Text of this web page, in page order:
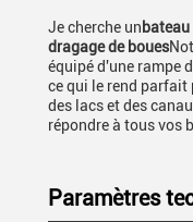
Je cherche unbateau
dragage de boues
équipé d'une rampe
ce qui le rend parfait
des lacs et des
répondre à tous vos
Paramètres